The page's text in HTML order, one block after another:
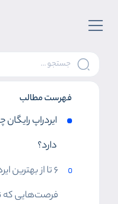
فهرست مطالب
ایردراپ
دارد؟
فرصت‌هایی که